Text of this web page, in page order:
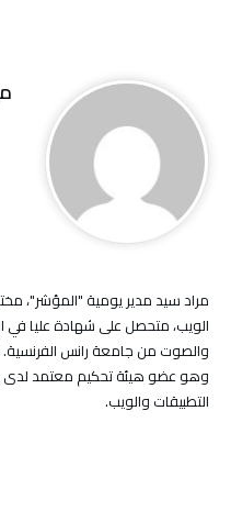
مراد سيد مدير يومية "المؤشر"،
الويب، متحصل على شهادة عليا في
والصوت من جامعة رانس الفرنسية.
وهو عضو هيئة تحكيم معتمد لدى
التطبيقات والويب.